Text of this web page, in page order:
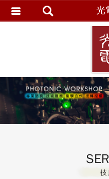
技
光
忘
訂
追